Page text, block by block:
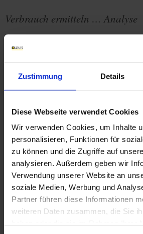
Zustimmung Details
Diese Webseite verwendet Cookies
Wir verwenden Cookies, um Inhalte
personalisieren, Funktionen für
zu können und die Zugriffe auf
analysieren. Außerdem geben wir
Verwendung unserer Website an
soziale Medien, Werbung und
Partner führen diese Informationen
weiteren Daten zusammen, die Sie
Verbrauch ermitteln … Analyse
Den Verbrauch zu ermitteln ist der erste
Der Einsatz vonEnergie- und
Leistungsanalysatoren, die in die
Hauptzähler eingefügt werden, ermöglicht
ohne Unterbrechung des Betriebs die
Verbrauchswerte. So lassen sich
am besten geeigneten
Messung der elektrischen
MEHR INFOS